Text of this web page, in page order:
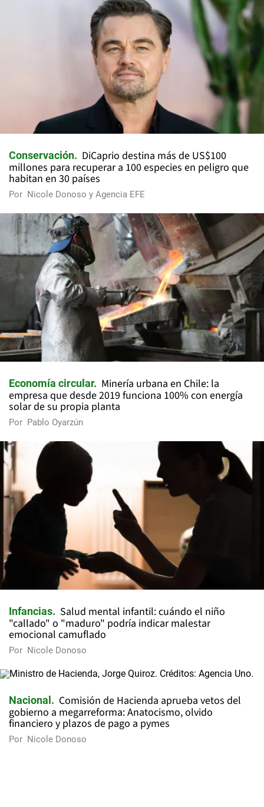
Conservación
DiCaprio destina más de US$100
millones para recuperar a 100 especies en peligro que
habitan en 30 países
Por Nicole Donoso y Agencia EFE
Economía circular
Minería urbana en Chile: la
empresa que desde 2019 funciona 100% con energía
solar de su propia planta
Por Pablo Oyarzún
Infancias
Salud mental infantil: cuándo el niño
"callado" o "maduro" podría indicar malestar
emocional camuflado
Por Nicole Donoso
Nacional
Comisión de Hacienda aprueba vetos del
gobierno a megarreforma: Anatocismo, olvido
financiero y plazos de pago a pymes
Por Nicole Donoso